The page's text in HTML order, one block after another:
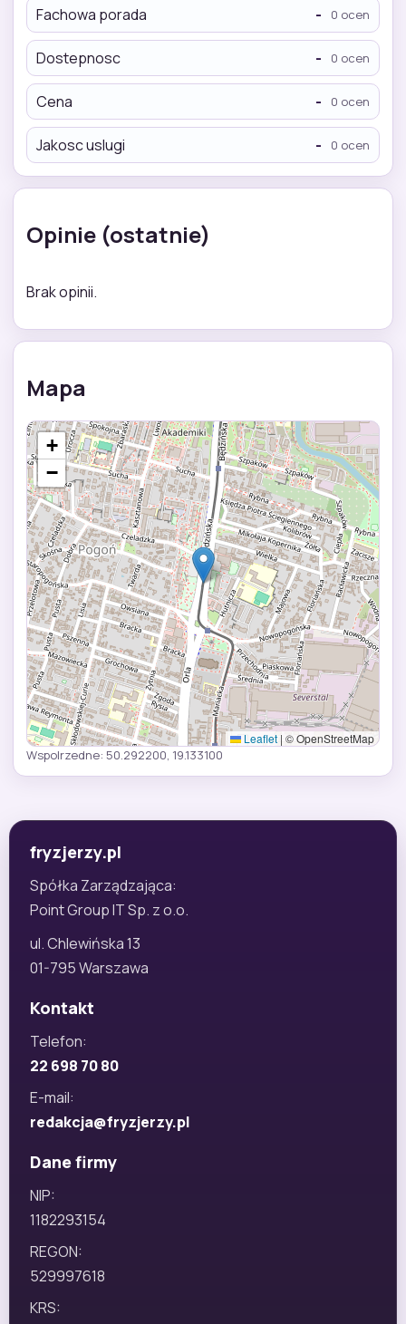
Fachowa porada - 0 ocen
Dostepnosc - 0 ocen
Cena - 0 ocen
Jakosc uslugi - 0 ocen
Opinie (ostatnie)
Brak opinii.
Mapa
+
−
Leaflet | © OpenStreetMap
Wspolrzedne: 50.292200, 19.133100
fryzjerzy.pl
Spółka Zarządzająca:
Point Group IT Sp. z o.o.
ul. Chlewińska 13
01-795 Warszawa
Kontakt
Telefon:
22 698 70 80
E-mail:
redakcja@fryzjerzy.pl
Dane firmy
NIP:
1182293154
REGON:
529997618
KRS: